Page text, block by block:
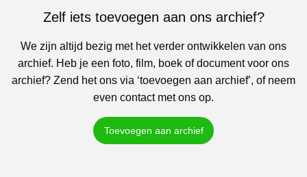
Zelf iets toevoegen aan ons archief?
We zijn altijd bezig met het verder ontwikkelen van ons
archief. Heb je een foto, film, boek of document voor ons
archief? Zend het ons via ‘toevoegen aan archief’, of neem
even contact met ons op.
Toevoegen aan archief